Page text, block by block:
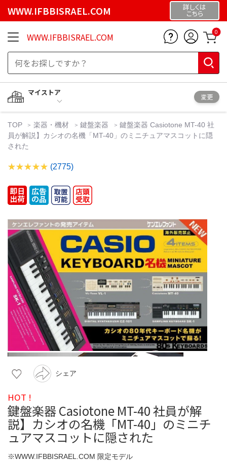
WWW.IFBBISRAEL.COM 詳しくは
こちら
WWW.IFBBISRAEL.COM 0
マイストア
変更
TOP 楽器・機材 鍵盤楽器
鍵盤楽器 Casiotone MT-40 社
員が解説】カシオの名機「MT-40」のミニチュアマスコットに隠
された
(2775)
シェア
HOT !
鍵盤楽器 Casiotone MT-40 社員が解
説】カシオの名機「MT-40」のミニチ
ュアマスコットに隠された
※WWW.IFBBISRAEL.COM 限定モデル